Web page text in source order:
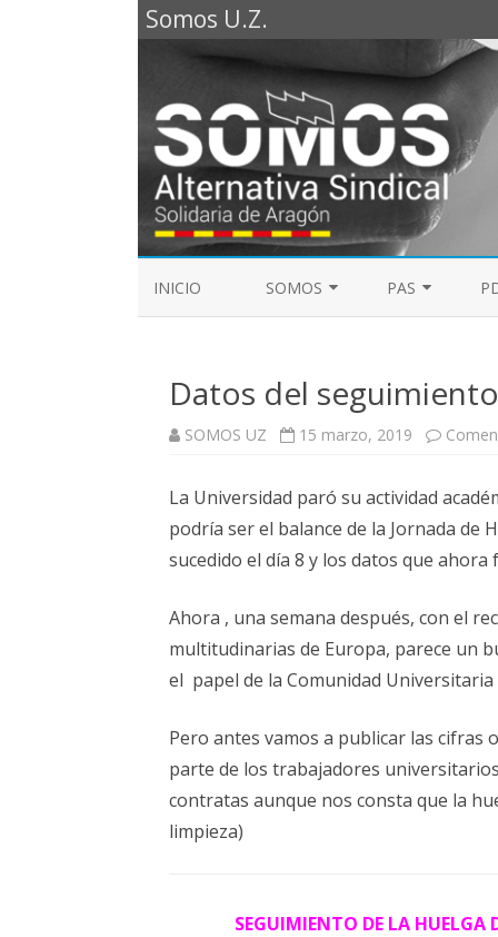
Somos U.Z.
INICIO SOMOS
REPRESENTANTES SOMOS PDI
ELECCIONES UZ 2015
PAS
MESA DE PAS
Datos del
SOMOS UZ 15 marzo, 2019
La Universidad paró su actividad
podría ser el balance de la Jornada de
sucedido el día 8 y los datos que
Ahora , una semana después, con el
multitudinarias de Europa, parece un
el papel de la Comunidad Universitaria
Pero antes vamos a publicar las cifras
parte de los trabajadores
contratas aunque nos consta que la
limpieza)
SEGUIMIENTO DE LA HUELGA